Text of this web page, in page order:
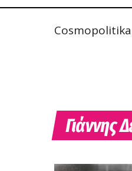
Cosmopolitika
Γιάννης